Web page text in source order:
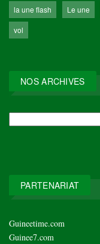
la une flash
Le une
vol
NOS ARCHIVES
PARTENARIAT
Guineetime.com
Guinee7.com